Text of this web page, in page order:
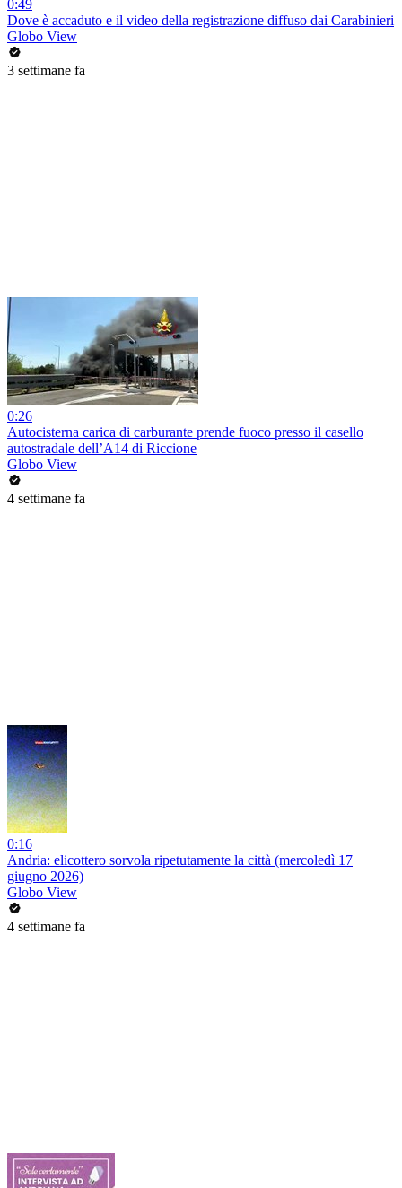
0:49
Dove è accaduto e il video della registrazione diffuso dai Carabinieri
Globo View
3 settimane fa
0:26
Autocisterna carica di carburante prende fuoco presso il casello
autostradale dell’A14 di Riccione
Globo View
4 settimane fa
0:16
Andria: elicottero sorvola ripetutamente la città (mercoledì 17
giugno 2026)
Globo View
4 settimane fa